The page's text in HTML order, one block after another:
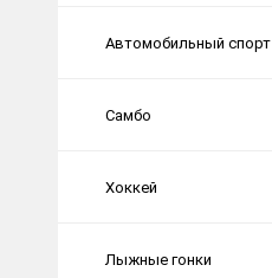
Автомобильный спорт
Самбо
Хоккей
Лыжные гонки